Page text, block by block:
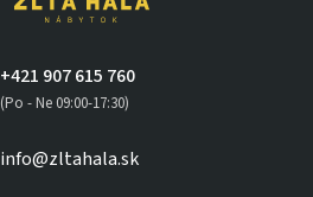
+421 907 615 760
(Po - Ne 09:00-17:30)
info@zltahala.sk